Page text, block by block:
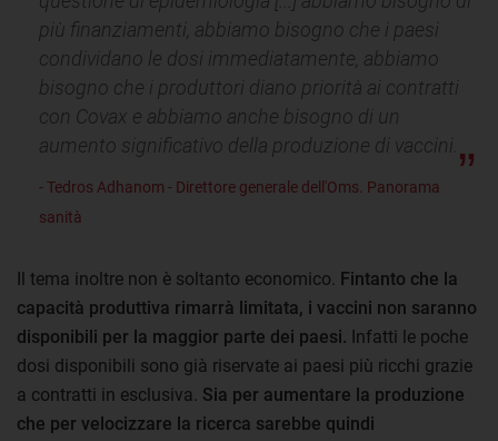
più finanziamenti, abbiamo bisogno che i paesi
condividano le dosi immediatamente, abbiamo
bisogno che i produttori diano priorità ai contratti
con Covax e abbiamo anche bisogno di un
aumento significativo della produzione di vaccini.
- Tedros Adhanom - Direttore generale dell'Oms. Panorama
sanità
Il tema inoltre non è soltanto economico. Fintanto che la
capacità produttiva rimarrà limitata, i vaccini non saranno
disponibili per la maggior parte dei paesi. Infatti le poche
dosi disponibili sono già riservate ai paesi più ricchi grazie
a contratti in esclusiva. Sia per aumentare la produzione
che per velocizzare la ricerca sarebbe quindi